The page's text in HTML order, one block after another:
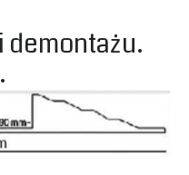
demontażu.